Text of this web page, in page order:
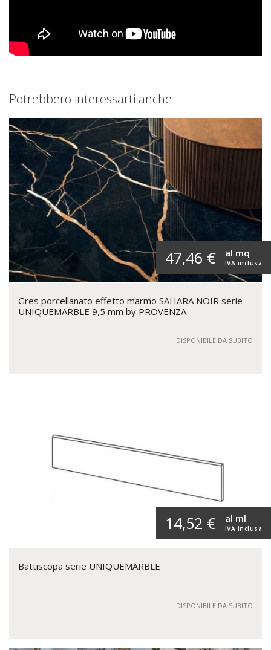
Potrebbero interessarti anche
47,46 € IVA inclusa
al mq
Gres porcellanato effetto marmo SAHARA NOIR serie
UNIQUEMARBLE 9,5 mm by PROVENZA
DISPONIBILE DA SUBITO
14,52 € IVA inclusa
al ml
Battiscopa serie UNIQUEMARBLE
DISPONIBILE DA SUBITO